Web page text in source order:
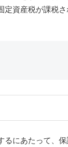
資産税が課税さ
るにあたって、